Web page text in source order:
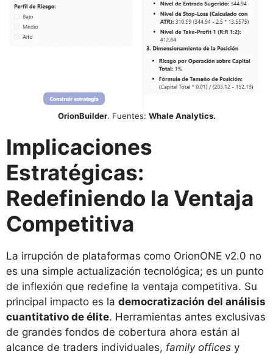
OrionBuilder. Fuentes: Whale Analytics.
Implicaciones
Estratégicas:
Redefiniendo la Ventaja
Competitiva
La irrupción de plataformas como OrionONE v2.0 no
es una simple actualización tecnológica; es un punto
de inflexión que redefine la ventaja competitiva. Su
principal impacto es la democratización del análisis
cuantitativo de élite. Herramientas antes exclusivas
de grandes fondos de cobertura ahora están al
alcance de traders individuales, family offices y